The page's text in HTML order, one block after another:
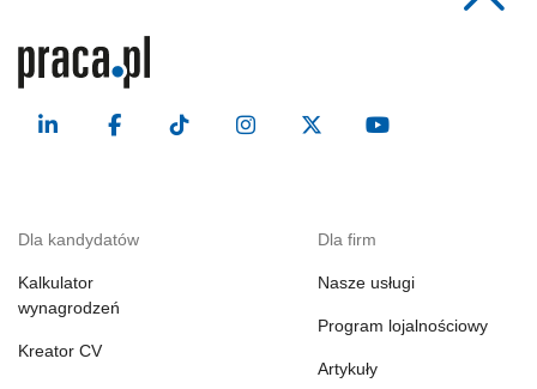
Dla kandydatów
Kalkulator
wynagrodzeń
Kreator CV
Dla firm
Nasze usługi
Program lojalnościowy
Artykuły